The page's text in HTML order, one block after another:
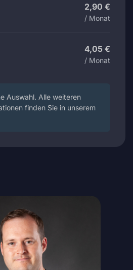
2,90 €
/ Monat
4,05 €
/ Monat
Auswahl. Alle weiteren
finden Sie in unserem